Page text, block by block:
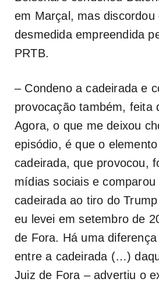
em Marçal, mas discordou
desmedida empreendida
PRTB.
– Condeno a cadeirada e
provocação também, feita
Agora, o que me deixou
episódio, é que o
cadeirada, que provocou,
mídias sociais e comparou
cadeirada ao tiro do
eu levei em setembro de
de Fora. Há uma
entre a cadeirada (…)
Juiz de Fora – advertiu o